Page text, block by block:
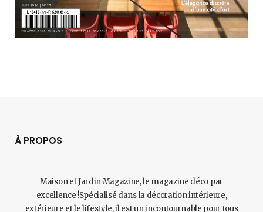
À PROPOS
Maison et Jardin Magazine, le magazine déco par
excellence !Spécialisé dans la décoration intérieure,
extérieure et le lifestyle, il est un incontournable pour tous